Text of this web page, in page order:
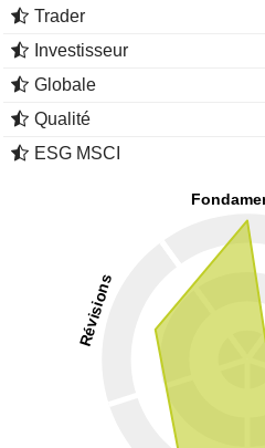
Trader
Investisseur
Globale
Qualité
ESG MSCI